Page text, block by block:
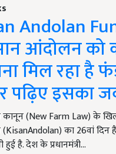
Andolan
आंदोलन को
मिल रहा है
पढ़िए इसका
(New Farm Law) के
का 26वां दिन
है. देश के प्रधानमंत्री…